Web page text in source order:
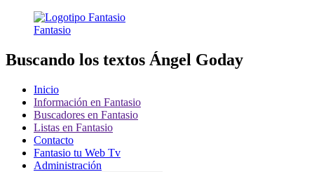
Fantasio
Buscando los textos Ángel Goday
Inicio
Información en Fantasio
Buscadores en Fantasio
Listas en Fantasio
Contacto
Fantasio tu Web Tv
Administración